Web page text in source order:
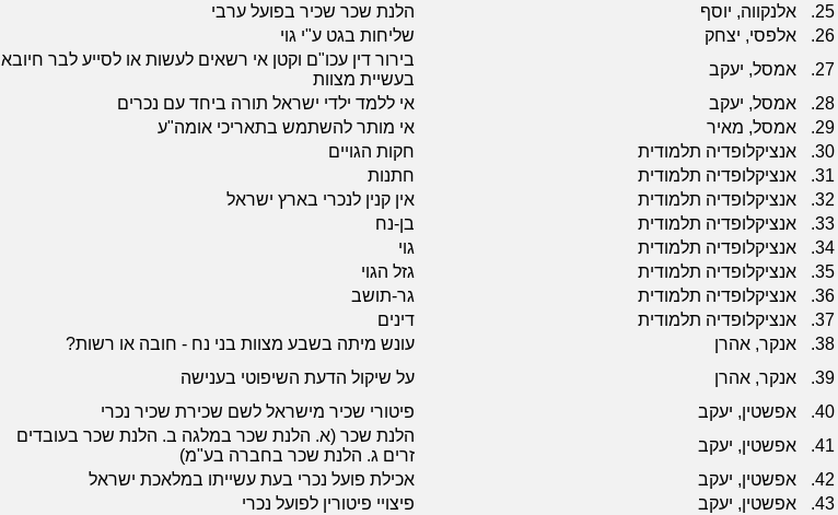
25.
אלנקווה, יוסף הלנת שכר שכיר בפועל ערבי
26.
אלפסי, יצחק שליחות בגט ע"י גוי
27.
אמסל, יעקב
בירור דין עכו"ם וקטן אי רשאים לעשות או לסייע לבר חיובא
בעשיית מצוות
28.
אמסל, יעקב אי ללמד ילדי ישראל תורה ביחד עם נכרים
29.
אמסל, מאיר אי מותר להשתמש בתאריכי אומה"ע
30.
אנציקלופדיה תלמודית חקות הגויים
31.
אנציקלופדיה תלמודית חתנות
32.
אנציקלופדיה תלמודית אין קנין לנכרי בארץ ישראל
33.
אנציקלופדיה תלמודית בן-נח
34.
אנציקלופדיה תלמודית גוי
35.
אנציקלופדיה תלמודית גזל הגוי
36.
אנציקלופדיה תלמודית גר-תושב
37.
אנציקלופדיה תלמודית דינים
38.
אנקר, אהרן עונש מיתה בשבע מצוות בני נח - חובה או רשות?
39.
אנקר, אהרן על שיקול הדעת השיפוטי בענישה
40.
אפשטין, יעקב פיטורי שכיר מישראל לשם שכירת שכיר נכרי
41.
אפשטין, יעקב
הלנת שכר (א. הלנת שכר במלגה ב. הלנת שכר בעובדים
זרים ג. הלנת שכר בחברה בע"מ)
42.
אפשטין, יעקב אכילת פועל נכרי בעת עשייתו במלאכת ישראל
43.
אפשטין, יעקב פיצויי פיטורין לפועל נכרי